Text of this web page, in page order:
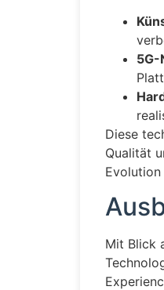
5G-
Diese
Qualität
Evolution
Mit Blick